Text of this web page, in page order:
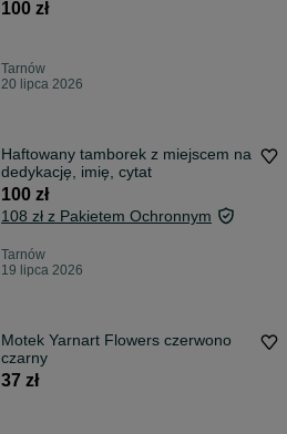
100 zł
Tarnów
20 lipca 2026
Haftowany tamborek z miejscem na
dedykację, imię, cytat
100 zł
108 zł z Pakietem Ochronnym
Tarnów
19 lipca 2026
Motek Yarnart Flowers czerwono
czarny
37 zł